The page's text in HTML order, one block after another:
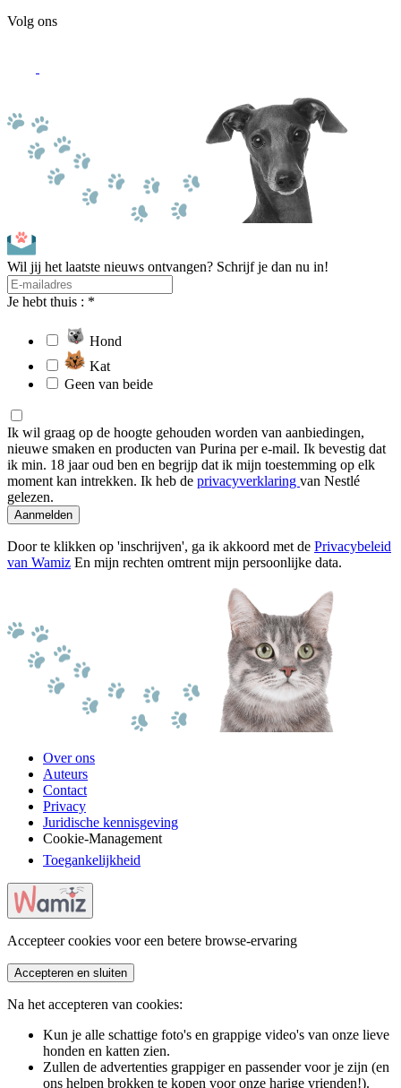
Volg ons
Wil jij het laatste nieuws ontvangen? Schrijf je dan nu in!
Je hebt thuis : *
Hond
Kat
Geen van beide
Ik wil graag op de hoogte gehouden worden van aanbiedingen,
nieuwe smaken en producten van Purina per e-mail. Ik bevestig dat
ik min. 18 jaar oud ben en begrijp dat ik mijn toestemming op elk
moment kan intrekken. Ik heb de privacyverklaring van Nestlé
gelezen.
Aanmelden
Door te klikken op 'inschrijven', ga ik akkoord met de Privacybeleid
van Wamiz En mijn rechten omtrent mijn persoonlijke data.
Over ons
Auteurs
Contact
Privacy
Juridische kennisgeving
Cookie-Management
Toegankelijkheid
Accepteer cookies voor een betere browse-ervaring
Accepteren en sluiten
Na het accepteren van cookies:
Kun je alle schattige foto's en grappige video's van onze lieve
honden en katten zien.
Zullen de advertenties grappiger en passender voor je zijn (en
ons helpen brokken te kopen voor onze harige vrienden!).